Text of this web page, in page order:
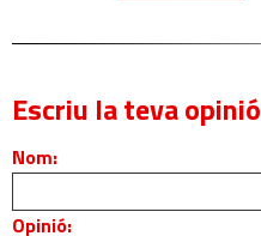
Escriu la teva opinió
Nom:
Opinió: